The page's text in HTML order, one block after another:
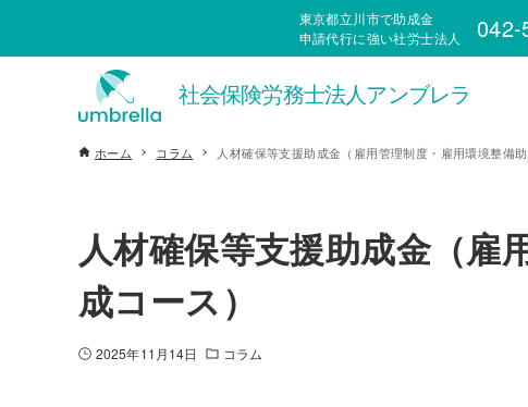
東京都立川市で助成金
申請代行に強い社労士法人
042-
ホーム コラム 人材確保等支援助成金（雇用管理制度・雇用環境整備助
人材確保等支援助成金（雇
成コース）
2025年11月14日 コラム